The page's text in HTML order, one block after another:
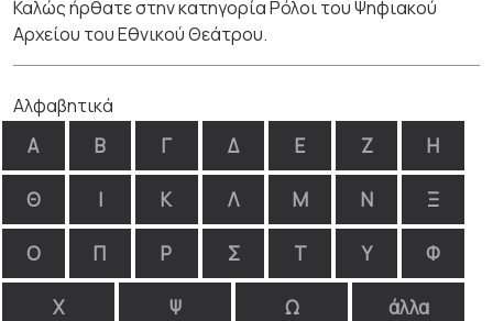
Καλώς ήρθατε στην κατηγορία Ρόλοι του Ψηφιακού
Αρχείου του Εθνικού Θεάτρου.
Αλφαβητικά
Α Β Γ Δ Ε Ζ Η
Θ Ι Κ Λ Μ Ν Ξ
Ο Π Ρ Σ Τ Υ Φ
Χ Ψ Ω άλλα